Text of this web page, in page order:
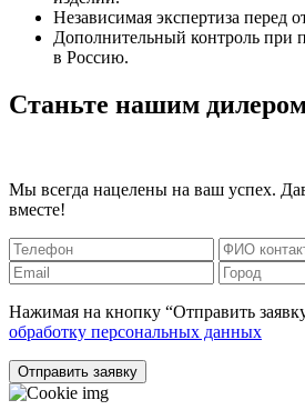
Независимая экспертиза перед
Дополнительный контроль при
в Россию.
Станьте нашим
Мы всегда нацелены на ваш успех.
вместе!
Нажимая на кнопку “Отправить
обработку персональных данных
Отправить заявку